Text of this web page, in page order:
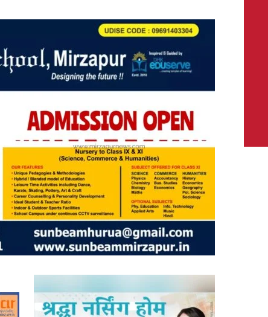
News,
Latest
News
in